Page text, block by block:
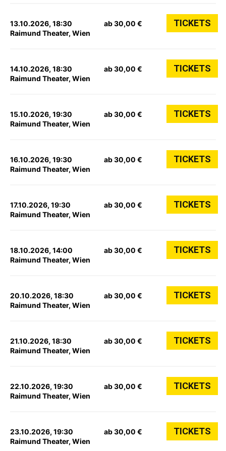
13.10.2026, 18:30
Raimund Theater, Wien
ab 30,00 € TICKETS
14.10.2026, 18:30
Raimund Theater, Wien
ab 30,00 € TICKETS
15.10.2026, 19:30
Raimund Theater, Wien
ab 30,00 € TICKETS
16.10.2026, 19:30
Raimund Theater, Wien
ab 30,00 € TICKETS
17.10.2026, 19:30
Raimund Theater, Wien
ab 30,00 € TICKETS
18.10.2026, 14:00
Raimund Theater, Wien
ab 30,00 € TICKETS
20.10.2026, 18:30
Raimund Theater, Wien
ab 30,00 € TICKETS
21.10.2026, 18:30
Raimund Theater, Wien
ab 30,00 € TICKETS
22.10.2026, 19:30
Raimund Theater, Wien
ab 30,00 € TICKETS
23.10.2026, 19:30
Raimund Theater, Wien
ab 30,00 € TICKETS